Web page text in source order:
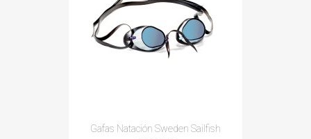
Gafas Natación Sweden Sailfish